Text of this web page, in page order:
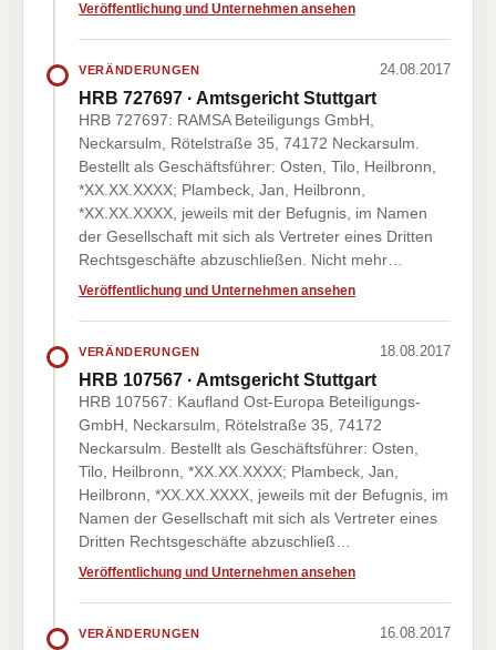
Veröffentlichung und Unternehmen ansehen
VERÄNDERUNGEN 24.08.2017
HRB 727697 · Amtsgericht Stuttgart
HRB 727697: RAMSA Beteiligungs GmbH,
Neckarsulm, Rötelstraße 35, 74172 Neckarsulm.
Bestellt als Geschäftsführer: Osten, Tilo, Heilbronn,
*XX.XX.XXXX; Plambeck, Jan, Heilbronn,
*XX.XX.XXXX, jeweils mit der Befugnis, im Namen
der Gesellschaft mit sich als Vertreter eines Dritten
Rechtsgeschäfte abzuschließen. Nicht mehr…
Veröffentlichung und Unternehmen ansehen
VERÄNDERUNGEN 18.08.2017
HRB 107567 · Amtsgericht Stuttgart
HRB 107567: Kaufland Ost-Europa BeteiIigungs-
GmbH, Neckarsulm, Rötelstraße 35, 74172
Neckarsulm. Bestellt als Geschäftsführer: Osten,
Tilo, Heilbronn, *XX.XX.XXXX; Plambeck, Jan,
Heilbronn, *XX.XX.XXXX, jeweils mit der Befugnis, im
Namen der Gesellschaft mit sich als Vertreter eines
Dritten Rechtsgeschäfte abzuschließ…
Veröffentlichung und Unternehmen ansehen
VERÄNDERUNGEN 16.08.2017